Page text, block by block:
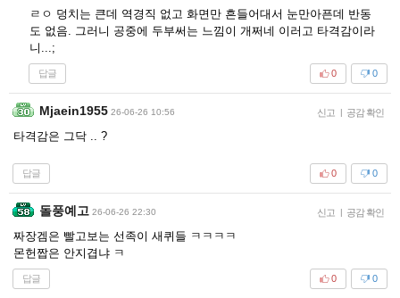
ㄹㅇ 덩치는 큰데 역경직 없고 화면만 흔들어대서 눈만아픈데 반동
도 없음. 그러니 공중에 두부써는 느낌이 개쩌네 이러고 타격감이라
니...;
답글 0
0
Mjaein1955 26-06-26 10:56 신고 | 공감 확인
타격감은 그닥 .. ?
답글 0
0
돌풍예고 26-06-26 22:30 신고 | 공감 확인
짜장겜은 빨고보는 선족이 새퀴들 ㅋㅋㅋㅋ
몬헌짭은 안지겹냐 ㅋ
답글 0
0